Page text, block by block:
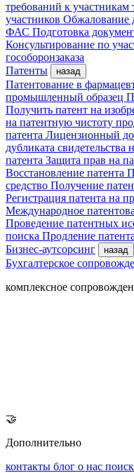
требований к участникам
участников Обжалование
ФАС Подготовка
Консультирование по
гособоронзаказа
Патенты
назад
Патентование в
промышленный образец
Получить патент на
на патентную чистоту
патента Лицензионный
дубликата свидетельства
патента Защита прав на
Восстановление патента
средство Получение
Регистрация патента на
Международное
Проведение патентных
поиска Продление патента
Бизнес-аутсорсинг
назад
Бухгалтерское
комплексное
🤝
Дополнительно
контакты блог о нас